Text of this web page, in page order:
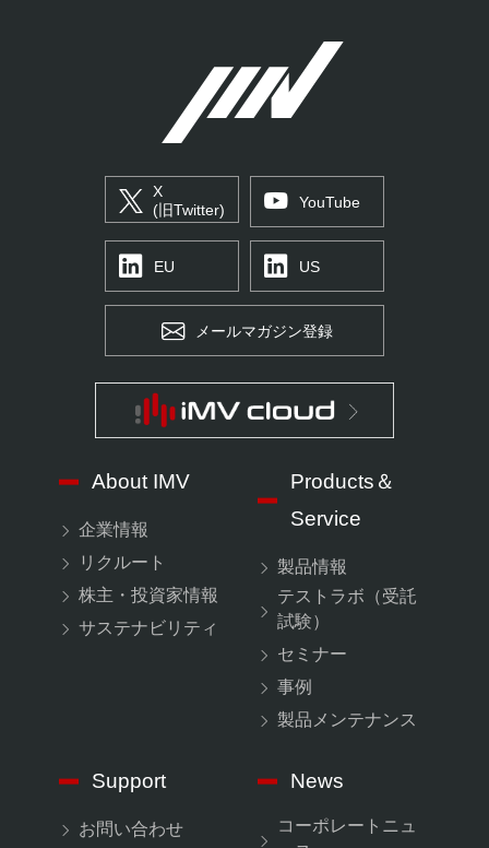
X
(旧Twitter)
YouTube
EU US
メールマガジン登録
About IMV
企業情報
リクルート
株主・投資家情報
サステナビリティ
Products＆
Service
製品情報
テストラボ（受託
試験）
セミナー
事例
製品メンテナンス
Support
お問い合わせ
News
コーポレートニュ